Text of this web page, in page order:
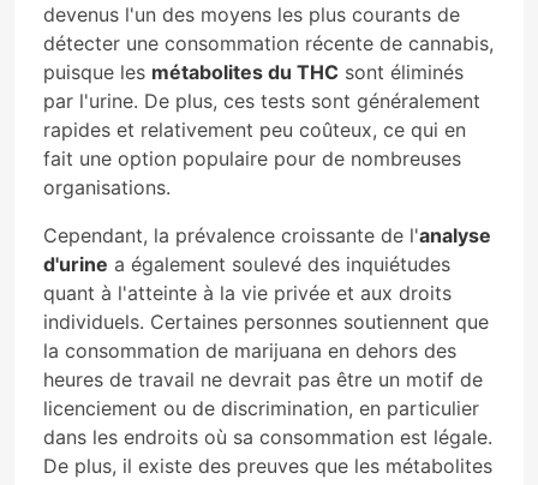
devenus l'un des moyens les plus courants de
détecter une consommation récente de cannabis,
puisque les métabolites du THC sont éliminés
par l'urine. De plus, ces tests sont généralement
rapides et relativement peu coûteux, ce qui en
fait une option populaire pour de nombreuses
organisations.
Cependant, la prévalence croissante de l'analyse
d'urine a également soulevé des inquiétudes
quant à l'atteinte à la vie privée et aux droits
individuels. Certaines personnes soutiennent que
la consommation de marijuana en dehors des
heures de travail ne devrait pas être un motif de
licenciement ou de discrimination, en particulier
dans les endroits où sa consommation est légale.
De plus, il existe des preuves que les métabolites